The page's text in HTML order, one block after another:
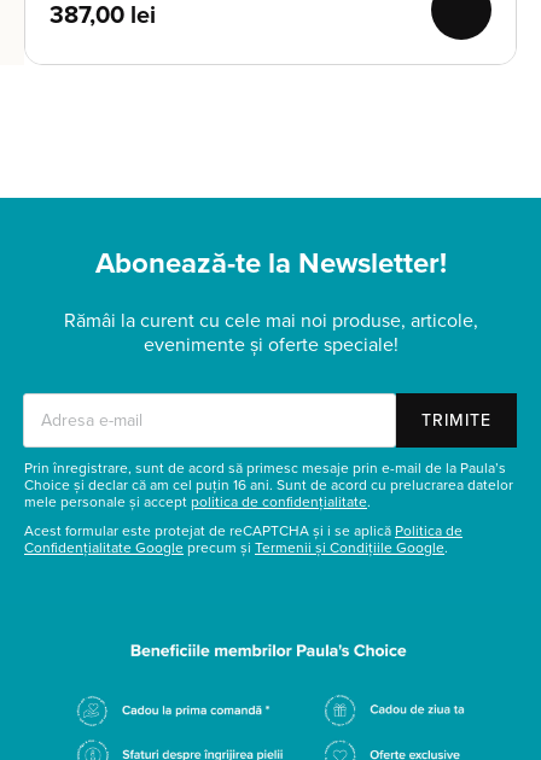
387,00 lei
Abonează-te la Newsletter!
Rămâi la curent cu cele mai noi produse, articole,
evenimente și oferte speciale!
TRIMITE
Prin înregistrare, sunt de acord să primesc mesaje prin e-mail de la Paula’s
Choice și declar că am cel puțin 16 ani. Sunt de acord cu prelucrarea datelor
mele personale și accept politica de confidențialitate.
Acest formular este protejat de reCAPTCHA și i se aplică Politica de
Confidențialitate Google precum și Termenii și Condițiile Google.